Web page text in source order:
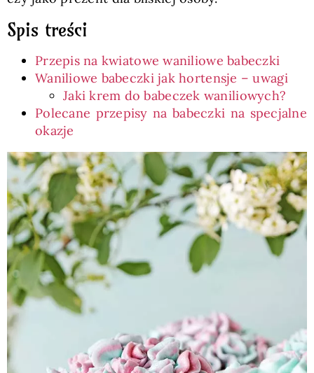
Spis treści
Przepis na kwiatowe waniliowe babeczki
Waniliowe babeczki jak hortensje – uwagi
Jaki krem do babeczek waniliowych?
Polecane przepisy na babeczki na specjalne
okazje